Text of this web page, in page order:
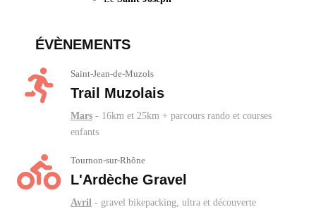
ÉVÈNEMENTS
Saint-Jean-de-Muzols
Trail Muzolais
Mars - 16km et 25km + parcours rando et courses
enfants
Tournon-sur-Rhône
L'Ardèche Gravel
Avril - gravel bikepacking, ultra et découverte